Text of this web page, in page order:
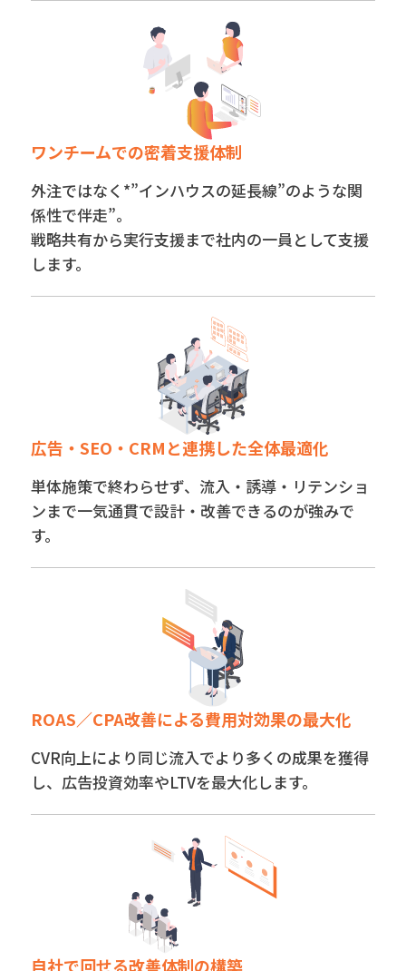
ワンチームでの密着支援体制
外注ではなく*”インハウスの延長線”のような関
係性で伴走”。
戦略共有から実行支援まで社内の一員として支援
します。
広告・SEO・CRMと連携した全体最適化
単体施策で終わらせず、流入・誘導・リテンショ
ンまで一気通貫で設計・改善できるのが強みで
す。
ROAS／CPA改善による費用対効果の最大化
CVR向上により同じ流入でより多くの成果を獲得
し、広告投資効率やLTVを最大化します。
自社で回せる改善体制の構築